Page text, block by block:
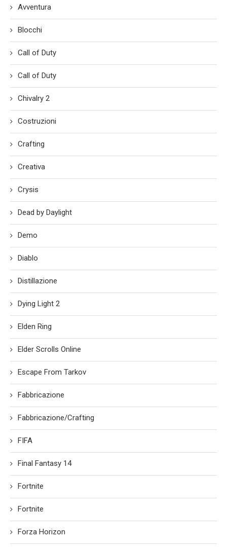
Avventura
Blocchi
Call of Duty
Call of Duty
Chivalry 2
Costruzioni
Crafting
Creativa
Crysis
Dead by Daylight
Demo
Diablo
Distillazione
Dying Light 2
Elden Ring
Elder Scrolls Online
Escape From Tarkov
Fabbricazione
Fabbricazione/Crafting
FIFA
Final Fantasy 14
Fortnite
Fortnite
Forza Horizon